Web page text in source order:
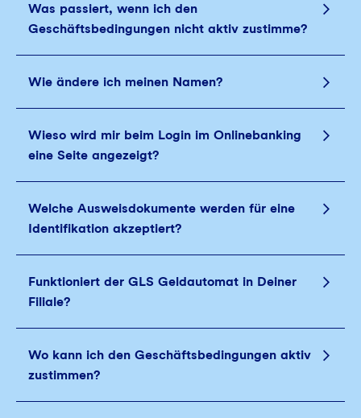
Was passiert, wenn ich den
Geschäftsbedingungen nicht aktiv zustimme?
Wie ändere ich meinen Namen?
Wieso wird mir beim Login im Onlinebanking
eine Seite angezeigt?
Welche Ausweisdokumente werden für eine
Identifikation akzeptiert?
Funktioniert der GLS Geldautomat in Deiner
Filiale?
Wo kann ich den Geschäftsbedingungen aktiv
zustimmen?